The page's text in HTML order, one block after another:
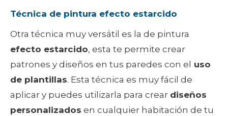
Técnica de pintura efecto estarcido
Otra técnica muy versátil es la de pintura
efecto estarcido, esta te permite crear
patrones y diseños en tus paredes con el uso
de plantillas. Esta técnica es muy fácil de
aplicar y puedes utilizarla para crear diseños
personalizados en cualquier habitación de tu